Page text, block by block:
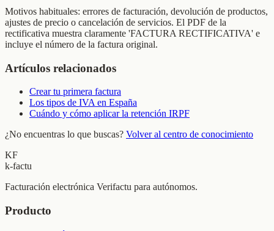
Motivos habituales: errores de facturación, devolución de productos,
ajustes de precio o cancelación de servicios. El PDF de la
rectificativa muestra claramente 'FACTURA RECTIFICATIVA' e
incluye el número de la factura original.
Artículos relacionados
Crear tu primera factura
Los tipos de IVA en España
Cuándo y cómo aplicar la retención IRPF
¿No encuentras lo que buscas? Volver al centro de conocimiento
KF
k-factu
Facturación electrónica Verifactu para autónomos.
Producto